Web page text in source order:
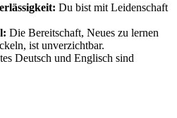
Du bist mit Leidenschaft
Die Bereitschaft, Neues zu lernen
ist unverzichtbar.
Deutsch und Englisch sind